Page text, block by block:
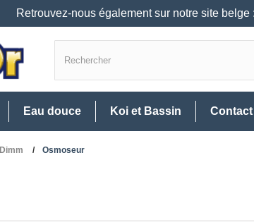
Retrouvez-nous également sur notre site belge
Eau douce Koi et Bassin Contact
Dimm Osmoseur